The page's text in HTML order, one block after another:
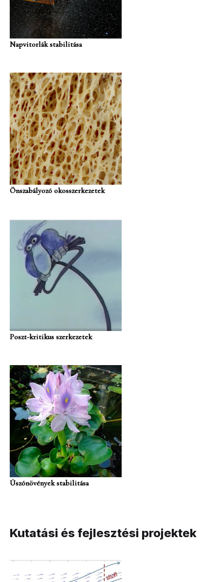
Napvitorlák stabilitása
Önszabályozó okosszerkezetek
Poszt-kritikus szerkezetek
Úszónövények stabilitása
Kutatási és fejlesztési projektek